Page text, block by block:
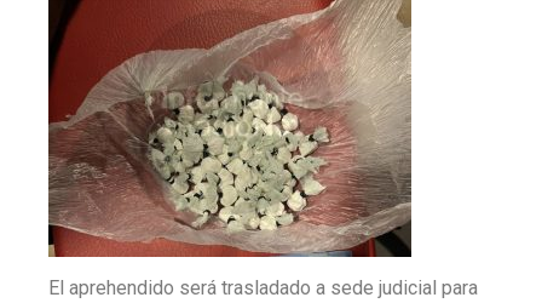
El aprehendido será trasladado a sede judicial para